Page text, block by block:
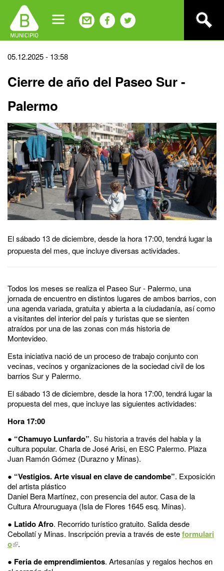
navigation
Back
top
05.12.2025 - 13:58
Cierre de año del Paseo Sur -
Palermo
El sábado 13 de diciembre, desde la hora 17:00, tendrá lugar la
propuesta del mes, que incluye diversas actividades.
Todos los meses se realiza el Paseo Sur - Palermo, una
jornada de encuentro en distintos lugares de ambos barrios, con
una agenda variada, gratuita y abierta a la ciudadanía, así como
a visitantes del interior del país y turistas que se sienten
atraídos por una de las zonas con más historia de
Montevideo.
Esta iniciativa nació de un proceso de trabajo conjunto con
vecinas, vecinos y organizaciones de la sociedad civil de los
barrios Sur y Palermo.
El sábado 13 de diciembre, desde la hora 17:00, tendrá lugar la
propuesta del mes, que incluye las siguientes actividades:
Hora 17:00
● “Chamuyo Lunfardo”. Su historia a través del habla y la
cultura popular. Charla de José Arisi, en ESC Palermo. Plaza
Juan Ramón Gómez (Durazno y Minas).
● “Vestigios. Arte visual en clave de candombe”. Exposición
del artista plástico
Daniel Bera Martínez, con presencia del autor. Casa de la
Cultura Afrouruguaya (Isla de Flores 1645 esq. Minas).
● Latido Afro. Recorrido turístico gratuito. Salida desde
Cebollatí y Minas. Inscripción previa a través de esteformulari
o
.
● Feria de emprendimientos. Artesanías y regalos hechos en